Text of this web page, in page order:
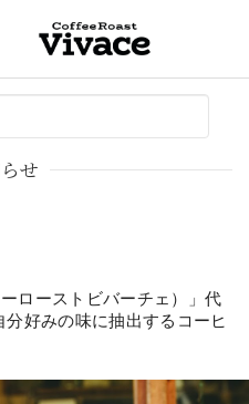
せ
ローストビバーチェ）」代
好みの味に抽出するコーヒ